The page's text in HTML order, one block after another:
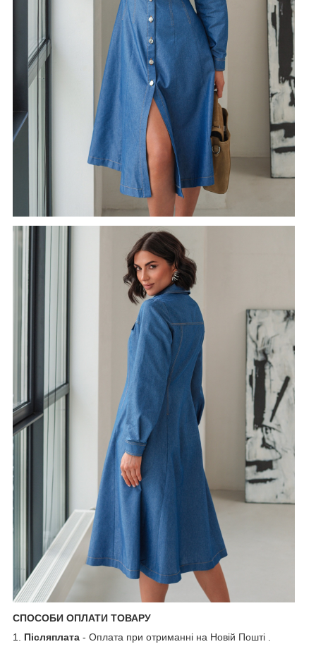
СПОСОБИ ОПЛАТИ ТОВАРУ
1. Післяплата - Оплата при отриманні на Новій Пошті .